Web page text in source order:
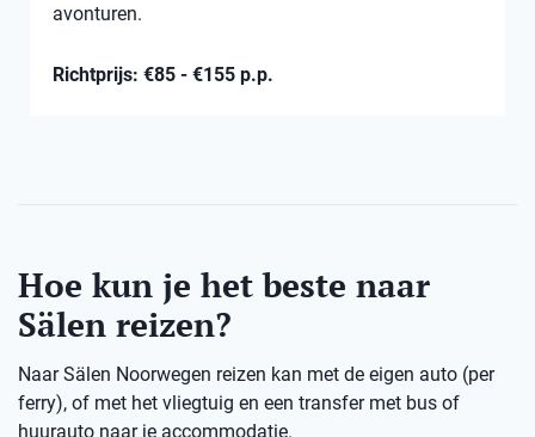
avonturen.
Richtprijs: €85 - €155 p.p.
Hoe kun je het beste naar
Sälen reizen?
Naar Sälen Noorwegen reizen kan met de eigen auto (per
ferry), of met het vliegtuig en een transfer met bus of
huurauto naar je accommodatie.